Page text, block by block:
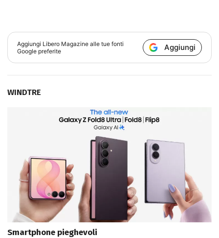
Aggiungi Libero Magazine alle tue fonti
Google preferite
Aggiungi
WINDTRE
Smartphone pieghevoli